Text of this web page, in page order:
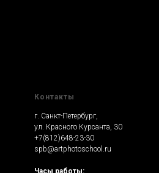
Контакты
г. Санкт-Петербург,
ул. Красного Курсанта, 30
+7(812)648-23-30
spb@artphotoschool.ru
Часы работы: